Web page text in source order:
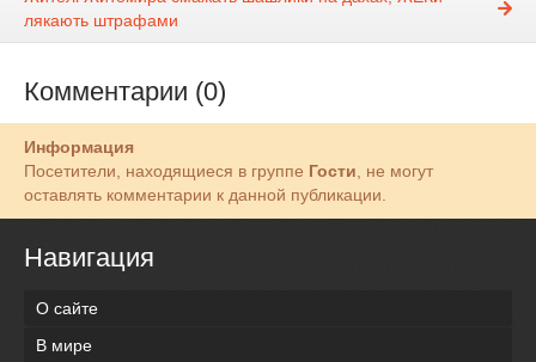
лякають штрафами
Комментарии (0)
Информация
Посетители, находящиеся в группе Гости, не могут
оставлять комментарии к данной публикации.
Навигация
О сайте
В мире